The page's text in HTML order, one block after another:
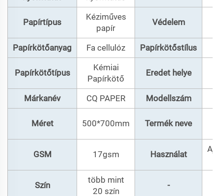
Papírtípus
Kéziműves
papír
Védelem
Papírkötőanyag Fa cellulóz Papírkötőstílus
Papírkötőtípus
Kémiai
Papírkötő
Eredet helye
Márkanév CQ PAPER Modellszám
Méret 500*700mm Termék neve
GSM 17gsm Használat
Szín
több mint
20 szín
-